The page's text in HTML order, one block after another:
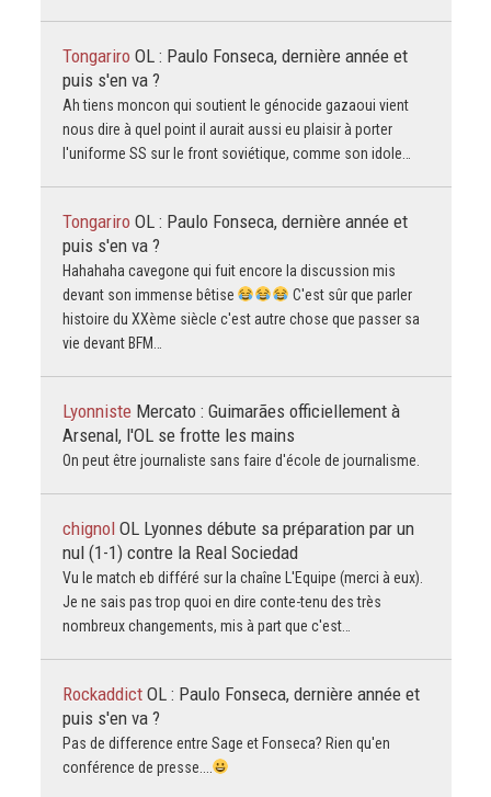
Tongariro OL : Paulo Fonseca, dernière année et
puis s'en va ?
Ah tiens moncon qui soutient le génocide gazaoui vient
nous dire à quel point il aurait aussi eu plaisir à porter
l'uniforme SS sur le front soviétique, comme son idole…
Tongariro OL : Paulo Fonseca, dernière année et
puis s'en va ?
Hahahaha cavegone qui fuit encore la discussion mis
devant son immense bêtise
C'est sûr que parler
histoire du XXème siècle c'est autre chose que passer sa
vie devant BFM…
Lyonniste Mercato : Guimarães officiellement à
Arsenal, l'OL se frotte les mains
On peut être journaliste sans faire d'école de journalisme.
chignol OL Lyonnes débute sa préparation par un
nul (1-1) contre la Real Sociedad
Vu le match eb différé sur la chaîne L'Equipe (merci à eux).
Je ne sais pas trop quoi en dire conte-tenu des très
nombreux changements, mis à part que c'est…
Rockaddict OL : Paulo Fonseca, dernière année et
puis s'en va ?
Pas de difference entre Sage et Fonseca? Rien qu'en
conférence de presse....